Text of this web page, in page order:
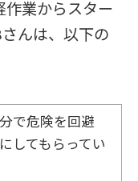
作業からスター
んは、以下の
で危険を回避
してもらってい